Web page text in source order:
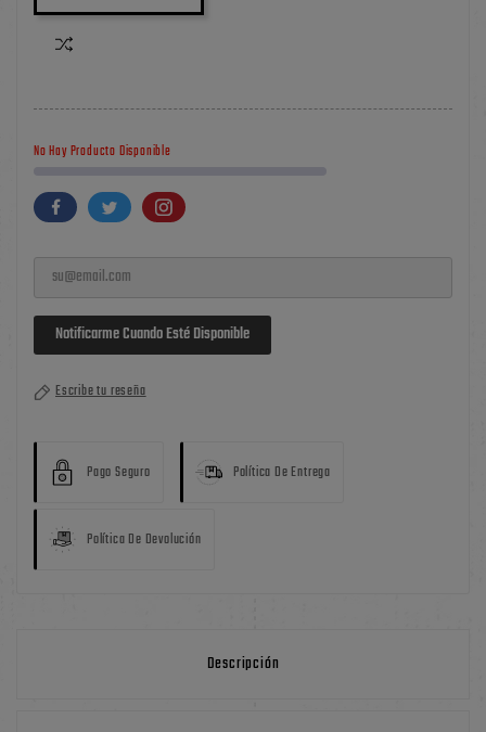
No Hay Producto Disponible
Notificarme Cuando Esté Disponible
Escribe tu reseña
Pago Seguro Política De Entrega
Política De Devolución
Descripción